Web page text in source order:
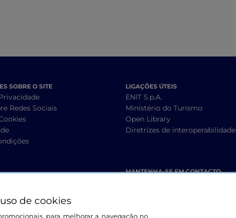
SOBRE O SITE
Redes Sociais
LIGAÇÕES ÚTEIS
ENIT S.p.A.
Ministério do Turismo
Open Library
Diretrizes de interoperabilidade
MANTENHA-SE EM CONTACTO
de cookies
para melhorar a navegação no